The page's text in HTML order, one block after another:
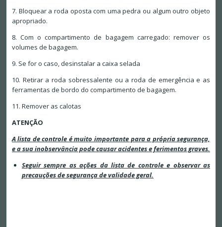
7. Bloquear a roda oposta com uma pedra ou algum outro objeto
apropriado.
8. Com o compartimento de bagagem carregado: remover os
volumes de bagagem.
9. Se for o caso, desinstalar a caixa selada
10. Retirar a roda sobressalente ou a roda de emergência e as
ferramentas de bordo do compartimento de bagagem.
11. Remover as calotas
ATENÇÃO
A lista de controle é muito importante para a própria segurança,
e a sua inobservância pode causar acidentes e ferimentos graves.
Seguir sempre as ações da lista de controle e observar as
precauções de segurança de validade geral.